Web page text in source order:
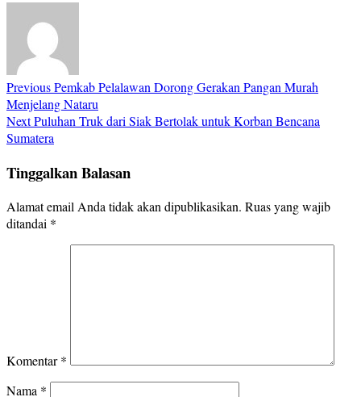
PreviousPemkab Pelalawan Dorong Gerakan Pangan Murah
Menjelang Nataru
NextPuluhan Truk dari Siak Bertolak untuk Korban Bencana
Sumatera
Tinggalkan Balasan
Alamat email Anda tidak akan dipublikasikan. Ruas yang wajib
ditandai *
Komentar*
Nama *